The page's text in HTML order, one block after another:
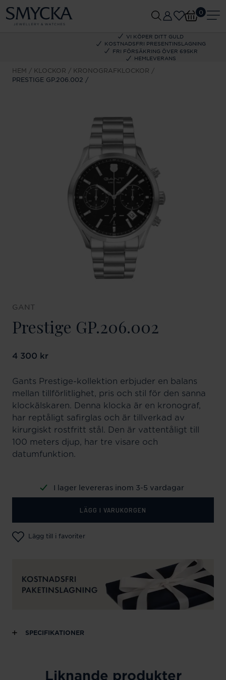
VI KÖPER DITT GULD
KOSTNADSFRI PRESENTINSLAGNING
FRI FÖRSÄKRING ÖVER 695KR
HEMLEVERANS
0
HEM KLOCKOR
KRONOGRAFKLOCKOR
PRESTIGE GP.206.002
GANT
Prestige GP.206.002
Pris:4 300 kr
4 300 kr
Gants Prestige-kollektion erbjuder en balans
mellan tillförlitlighet, pris och stil för den sanna
klockälskaren. Denna klocka är en kronograf,
har reptåligt safirglas och är tillverkad av
kirurgiskt rostfritt stål. Den är vattentåligt till
100 meters djup, har tre visare och
datumfunktion.
I lager levereras inom 3-5 vardagar
LÄGG I VARUKORGEN
Lägg till i favoriter
SPECIFIKATIONER
Liknande produkter